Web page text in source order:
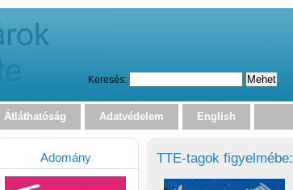
Keresés:
Átláthatóság Adatvédelem English
TTE-tagok figyelmébe:
Adomány